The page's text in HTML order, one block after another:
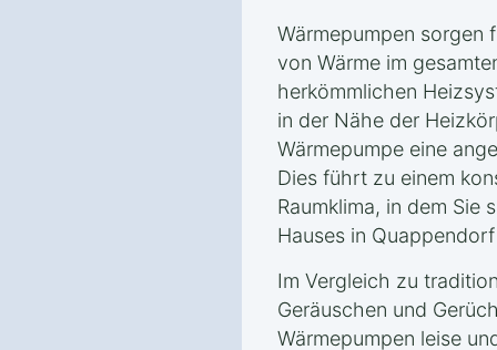
Wärmepumpen sorgen
von Wärme im
herkömmlichen
in der Nähe der
Wärmepumpe eine
Dies führt zu einem
Raumklima, in dem Sie
Hauses in
Im Vergleich zu
Geräuschen und
Wärmepumpen leise